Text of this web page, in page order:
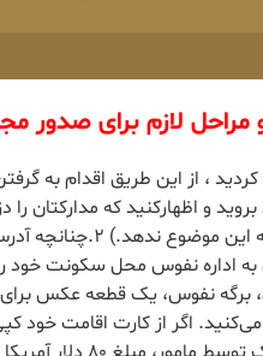
لازم برای صدور
و اظهارکنید که مدارکتان
ممکن است که پلیس
نفوس، یک قطعه عکس برای